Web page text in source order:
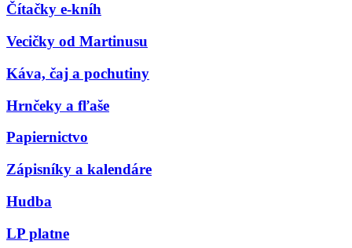
Čítačky e-kníh
Vecičky od Martinusu
Káva, čaj a pochutiny
Hrnčeky a fľaše
Papiernictvo
Zápisníky a kalendáre
Hudba
LP platne